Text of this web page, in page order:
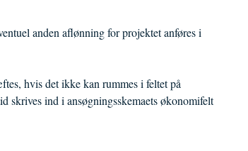
anden aflønning for projektet anføres i
hvis det ikke kan rummes i feltet på
skrives ind i ansøgningsskemaets økonomifelt